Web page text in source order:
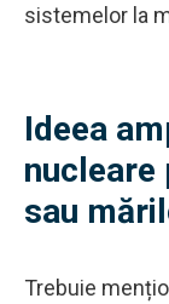
sistemelor la
Ideea
nucleare
sau
Trebuie